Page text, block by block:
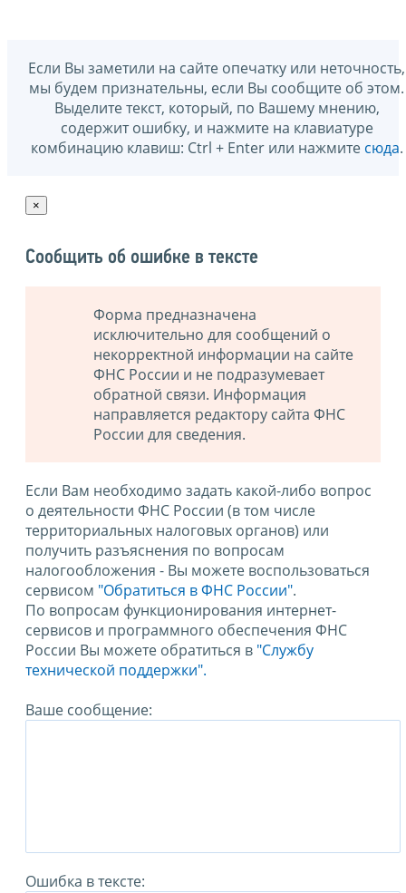
Если Вы заметили на сайте опечатку или неточность,
мы будем признательны, если Вы сообщите об этом.
Выделите текст, который, по Вашему мнению,
содержит ошибку, и нажмите на клавиатуре
комбинацию клавиш: Ctrl + Enter или нажмите сюда.
×
Сообщить об ошибке в тексте
Форма предназначена
исключительно для сообщений о
некорректной информации на сайте
ФНС России и не подразумевает
обратной связи. Информация
направляется редактору сайта ФНС
России для сведения.
Если Вам необходимо задать какой-либо вопрос
о деятельности ФНС России (в том числе
территориальных налоговых органов) или
получить разъяснения по вопросам
налогообложения - Вы можете воспользоваться
сервисом "Обратиться в ФНС России".
По вопросам функционирования интернет-
сервисов и программного обеспечения ФНС
России Вы можете обратиться в "Службу
технической поддержки".
Ваше сообщение:
Ошибка в тексте: